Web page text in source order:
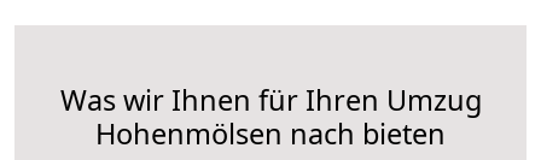
Was wir Ihnen für Ihren Umzug
Hohenmölsen nach bieten